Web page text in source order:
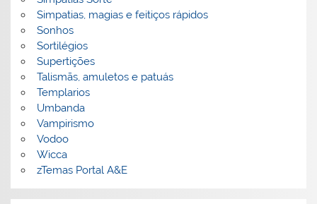
Simpatias, magias e feitiços rápidos
Sonhos
Sortilégios
Supertições
Talismãs, amuletos e patuás
Templarios
Umbanda
Vampirismo
Vodoo
Wicca
zTemas Portal A&E